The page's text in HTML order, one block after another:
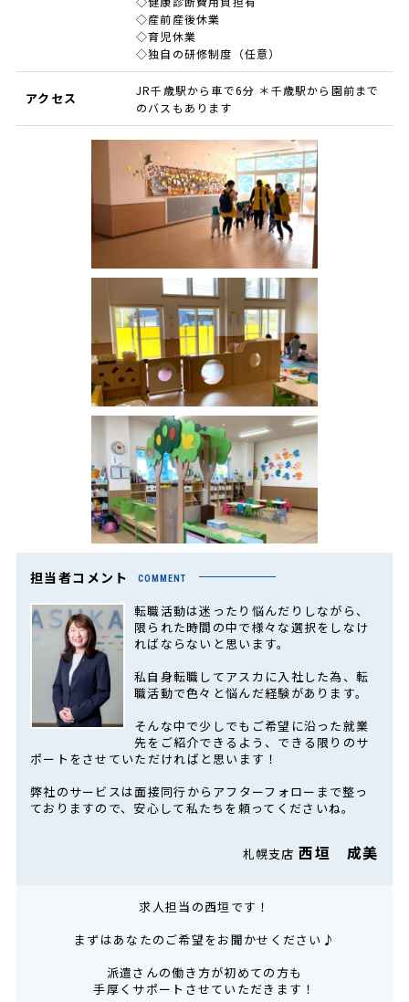
◇産前産後休業
◇育児休業
◇独自の研修制度（任意）
アクセス
JR千歳駅から車で6分 ＊千歳駅から園前まで
のバスもあります
担当者コメント COMMENT
転職活動は迷ったり悩んだりしながら、
限られた時間の中で様々な選択をしなけ
ればならないと思います。
私自身転職してアスカに入社した為、転
職活動で色々と悩んだ経験があります。
そんな中で少しでもご希望に沿った就業
先をご紹介できるよう、できる限りのサ
ポートをさせていただければと思います！
弊社のサービスは面接同行からアフターフォローまで整っ
ておりますので、安心して私たちを頼ってくださいね。
札幌支店西垣 成美
求人担当の西垣です！
まずはあなたのご希望をお聞かせください♪
派遣さんの働き方が初めての方も
手厚くサポートさせていただきます！